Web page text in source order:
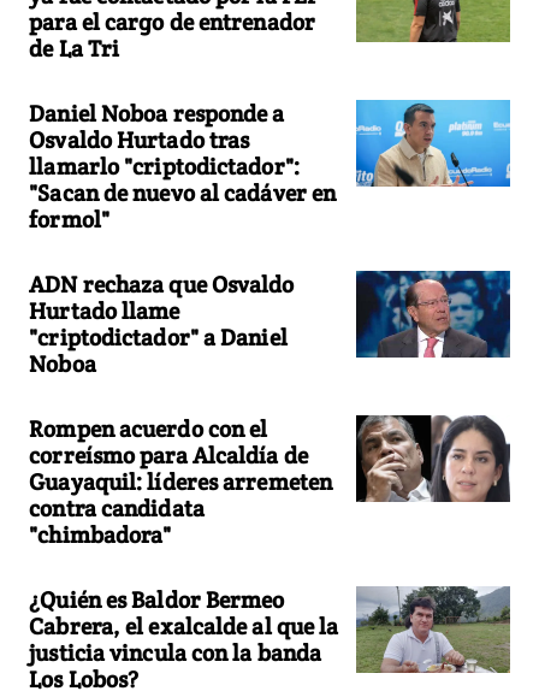
para el cargo de entrenador
de La Tri
Daniel Noboa responde a
Osvaldo Hurtado tras
llamarlo "criptodictador":
"Sacan de nuevo al cadáver en
formol"
ADN rechaza que Osvaldo
Hurtado llame
"criptodictador" a Daniel
Noboa
Rompen acuerdo con el
correísmo para Alcaldía de
Guayaquil: líderes arremeten
contra candidata
"chimbadora"
¿Quién es Baldor Bermeo
Cabrera, el exalcalde al que la
justicia vincula con la banda
Los Lobos?